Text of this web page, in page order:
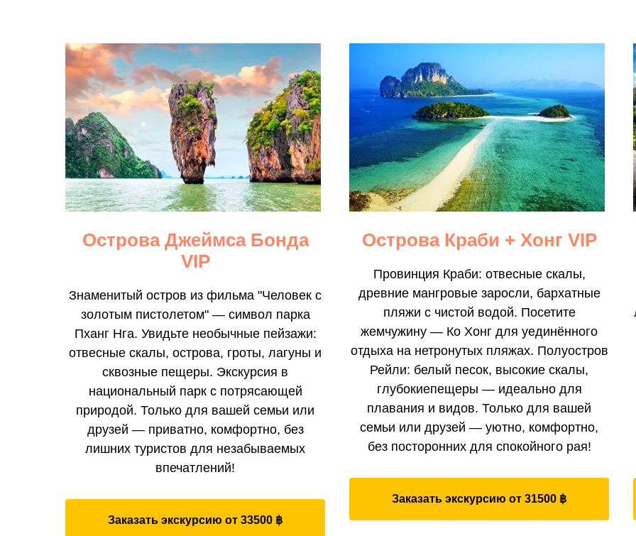
Острова Джеймса Бонда
VIP
Знаменитый остров из фильма "Человек с
золотым пистолетом" — символ парка
Пханг Нга. Увидьте необычные пейзажи:
отвесные скалы, острова, гроты, лагуны и
сквозные пещеры. Экскурсия в
национальный парк с потрясающей
природой. Только для вашей семьи или
друзей — приватно, комфортно, без
лишних туристов для незабываемых
впечатлений!
Заказать экскурсию от 33500 ฿
Острова Краби + Хонг VIP
Провинция Краби: отвесные скалы,
древние мангровые заросли, бархатные
пляжи с чистой водой. Посетите
жемчужину — Ко Хонг для уединённого
отдыха на нетронутых пляжах. Полуостров
Рейли: белый песок, высокие скалы,
глубокиепещеры — идеально для
плавания и видов. Только для вашей
семьи или друзей — уютно, комфортно,
без посторонних для спокойного рая!
Заказать экскурсию от 31500 ฿